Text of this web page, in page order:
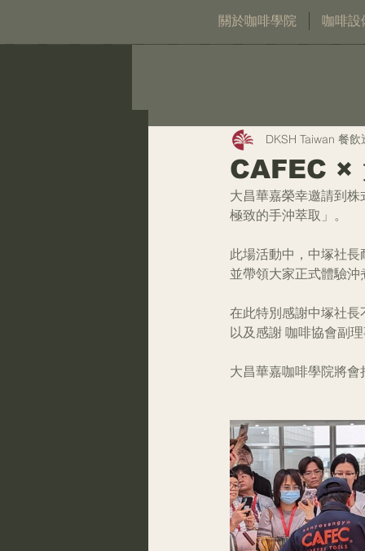
關於咖啡學院 咖啡設
CAFEC ×
DKSH Taiwan 餐飲
大昌華嘉榮幸邀請到
極致的手沖萃取」。
此場活動中，中塚社
並帶領大家正式體驗
在此特別感謝中塚社
以及感謝 咖啡協會副
大昌華嘉咖啡學院將